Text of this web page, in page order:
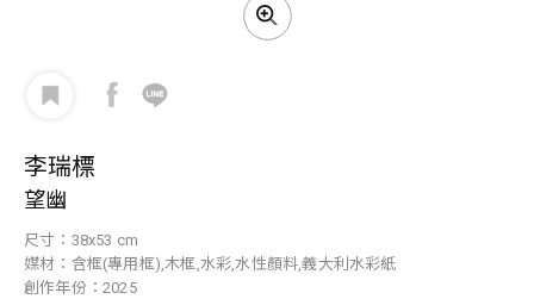
李瑞標
望幽
尺寸：38x53 cm
媒材：含框(專用框),木框,水彩,水性顏料,義大利水彩紙
創作年份：2025